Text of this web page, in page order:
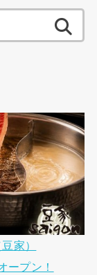
家）
ープン！